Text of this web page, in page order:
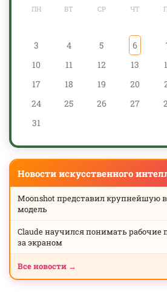
ПН ВТ СР ЧТ
3
4 5 6
10
11 12 13
17
18 19 20
24
25 26 27
31
Новости искусственного
Moonshot представил крупнейшую
модель
Claude научился понимать рабочие
за экраном
Все новости →